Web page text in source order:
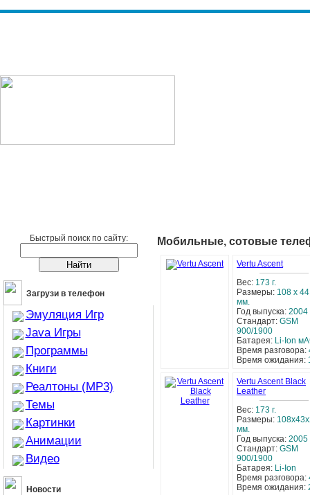
Быстрый поиск по сайту:
Загрузи в телефон
Эмуляция Игр
Java Игры
Программы
Книги
Реалтоны (MP3)
Темы
Картинки
Анимации
Видео
Новости
Мобильные, сотовые
Vertu Ascent
Вес: 173 г.
Размеры: 108 x
мм.
Год выпуска: 2004
Стандарт: GSM
900/1900
Батарея: Li-Ion
Время разговора:
Время ожидания:
Vertu Ascent Black
Leather
Вес: 173 г.
Размеры:
мм.
Год выпуска: 2005
Стандарт: GSM
900/1900
Батарея: Li-Ion
Время разговора:
Время ожидания: